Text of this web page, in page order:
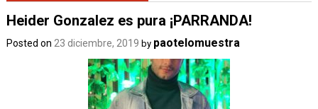
Heider Gonzalez es pura ¡PARRANDA!
Posted on 23 diciembre, 2019 by paotelomuestra